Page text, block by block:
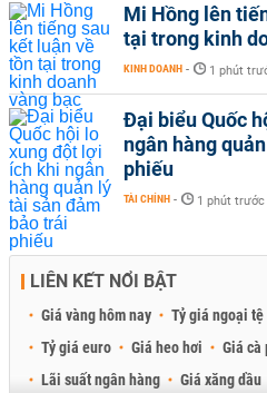
Mi Hồng lên
tại trong kinh
KINH DOANH - 1 phút
Đại biểu Quốc
ngân hàng
phiếu
TÀI CHÍNH - 1 phút trước
LIÊN KẾT NỔI BẬT
Giá vàng hôm nay Tỷ giá ngoại tệ
Tỷ giá euro
Giá heo hơi Giá cà
Lãi suất ngân hàng
Giá xăng dầu